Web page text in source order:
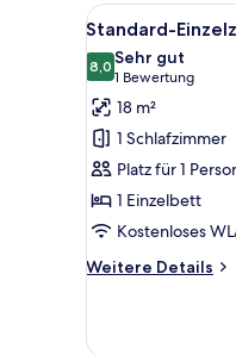
Queen-
Bett
Alle
Fotos
für
Standard-
Einzelzimmer,
1 Einzelbett
anzeigen
7
Standard-
8,08,0 von 10
Sehr gut
1 Bewertung
(1
Bewertung)
18 m²
1 Schlafzimmer
Platz für 1
1 Einzelbett
Kostenloses
Weitere Details
Weitere